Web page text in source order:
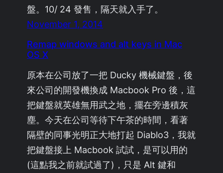
盤。10/ 24 發售，隔天就入手了。
November 1, 2014
Remap windows and alt keys in Mac
OS X
原本在公司放了一把 Ducky 機械鍵盤，後
來公司的開發機換成 Macbook Pro 後，這
把鍵盤就英雄無用武之地，擺在旁邊積灰
塵。今天在公司等待下午茶的時間，看著
隔壁的同事光明正大地打起 Diablo3，我就
把鍵盤接上 Macbook 試試，是可以用的
(這點我之前就試過了)，只是 Alt 鍵和